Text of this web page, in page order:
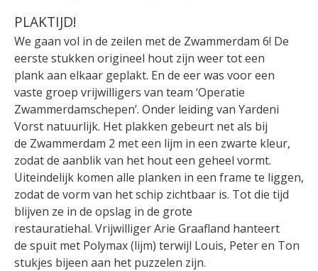
PLAKTIJD!
We gaan vol in de zeilen met de Zwammerdam 6! De
eerste stukken origineel hout zijn weer tot een
plank aan elkaar geplakt. En de eer was voor een
vaste groep vrijwilligers van team ‘Operatie
Zwammerdamschepen’. Onder leiding van Yardeni
Vorst natuurlijk. Het plakken gebeurt net als bij
de Zwammerdam 2 met een lijm in een zwarte kleur,
zodat de aanblik van het hout een geheel vormt.
Uiteindelijk komen alle planken in een frame te liggen,
zodat de vorm van het schip zichtbaar is. Tot die tijd
blijven ze in de opslag in de grote
restauratiehal. Vrijwilliger Arie Graafland hanteert
de spuit met Polymax (lijm) terwijl Louis, Peter en Ton
stukjes bijeen aan het puzzelen zijn.